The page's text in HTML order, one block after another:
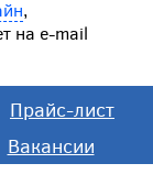
,
на e-mail
Прайс-лист
Вакансии